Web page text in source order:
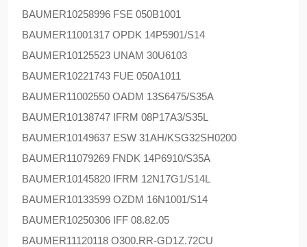
BAUMER10258996 FSE 050B1001
BAUMER11001317 OPDK 14P5901/S14
BAUMER10125523 UNAM 30U6103
BAUMER10221743 FUE 050A1011
BAUMER11002550 OADM 13S6475/S35A
BAUMER10138747 IFRM 08P17A3/S35L
BAUMER10149637 ESW 31AH/KSG32SH0200
BAUMER11079269 FNDK 14P6910/S35A
BAUMER10145820 IFRM 12N17G1/S14L
BAUMER10133599 OZDM 16N1001/S14
BAUMER10250306 IFF 08.82.05
BAUMER11120118 O300.RR-GD1Z.72CU